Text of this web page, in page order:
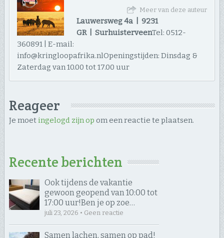
Meer van deze auteur
Lauwersweg 4a | 9231
GR | SurhuisterveenTel: 0512-
360891 | E-mail:
info@kringloopafrika.nlOpeningstijden: Dinsdag &
Zaterdag van 10.00 tot 17.00 uur
Reageer
Je moet ingelogd zijn op om een reactie te plaatsen.
Recente berichten
Ook tijdens de vakantie
gewoon geopend van 10:00 tot
17:00 uur! ​Ben je op zoe…
juli 23, 2026 • Geen reactie
Samen lachen, samen op pad! ​